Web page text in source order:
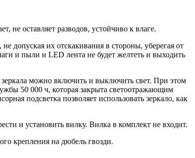
не оставляет разводов, устойчиво к влаге.
допуская их отскакивания в стороны, уберегая от
и пыли и LED лента не будет желтеть и выходить
можно включить и выключить свет. При этом
50 000 ч, которая закрыта светоотражающим
подсветка позволяет использовать зеркало, как
и установить вилку. Вилка в комплект не входит.
крепления на дюбель гвозди.